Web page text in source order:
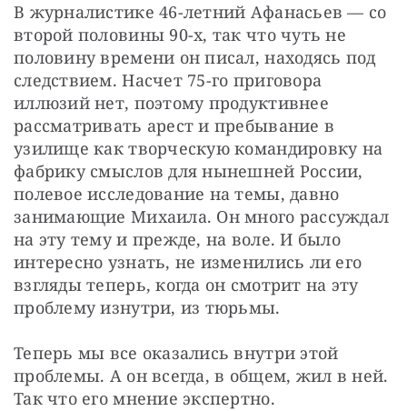
В журналистике 46-летний Афанасьев — со
второй половины 90-х, так что чуть не
половину времени он писал, находясь под
следствием. Насчет 75-го приговора
иллюзий нет, поэтому продуктивнее
рассматривать арест и пребывание в
узилище как творческую командировку на
фабрику смыслов для нынешней России,
полевое исследование на темы, давно
занимающие Михаила. Он много рассуждал
на эту тему и прежде, на воле. И было
интересно узнать, не изменились ли его
взгляды теперь, когда он смотрит на эту
проблему изнутри, из тюрьмы.
Теперь мы все оказались внутри этой
проблемы. А он всегда, в общем, жил в ней.
Так что его мнение экспертно.